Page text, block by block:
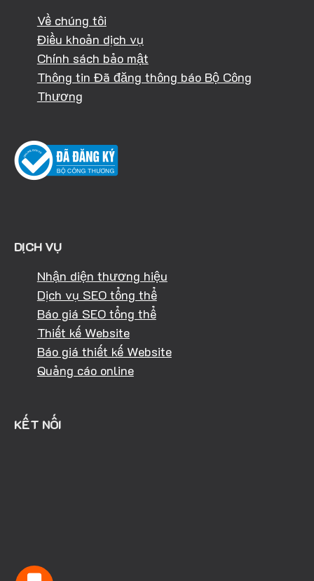
Về chúng tôi
Điều khoản dịch vụ
Chính sách bảo mật
Thông tin Đã đăng thông báo Bộ Công
Thương
DỊCH VỤ
Nhận diện thương hiệu
Dịch vụ SEO tổng thể
Báo giá SEO tổng thể
Thiết kế Website
Báo giá thiết kế Website
Quảng cáo online
KẾT NỐI
HOTLINE: 0981.040.368